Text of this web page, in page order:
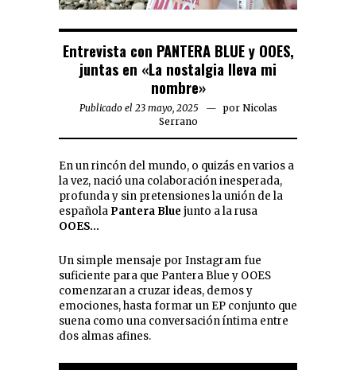
Entrevista con PANTERA BLUE y OOES,
juntas en «La nostalgia lleva mi
nombre»
Publicado el 23 mayo, 2025 por Nicolas
Serrano
En un rincón del mundo, o quizás en varios a
la vez, nació una colaboración inesperada,
profunda y sin pretensiones la unión de la
española Pantera Blue junto a la rusa
OOES…
Un simple mensaje por Instagram fue
suficiente para que Pantera Blue y OOES
comenzaran a cruzar ideas, demos y
emociones, hasta formar un EP conjunto que
suena como una conversación íntima entre
dos almas afines.